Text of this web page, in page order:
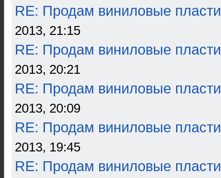
RE: Продам виниловые
2013, 21:15
RE: Продам виниловые
2013, 20:21
RE: Продам виниловые
2013, 20:09
RE: Продам виниловые
2013, 19:45
RE: Продам виниловые